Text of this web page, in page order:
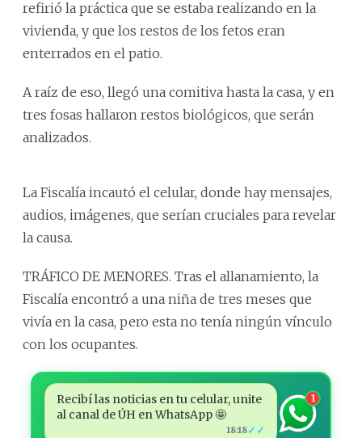
refirió la práctica que se estaba realizando en la
vivienda, y que los restos de los fetos eran
enterrados en el patio.
A raíz de eso, llegó una comitiva hasta la casa, y en
tres fosas hallaron restos biológicos, que serán
analizados.
La Fiscalía incautó el celular, donde hay mensajes,
audios, imágenes, que serían cruciales para revelar
la causa.
TRÁFICO DE MENORES. Tras el allanamiento, la
Fiscalía encontró a una niña de tres meses que
vivía en la casa, pero esta no tenía ningún vínculo
con los ocupantes.
Recibí las noticias en tu celular, unite
al canal de ÚH en WhatsApp 🤩
18:18✓✓
1